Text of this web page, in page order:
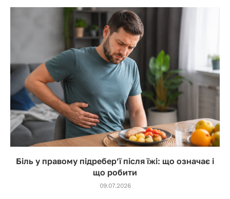
Біль у правому підребер’ї після їжі: що означає і
що робити
09.07.2026